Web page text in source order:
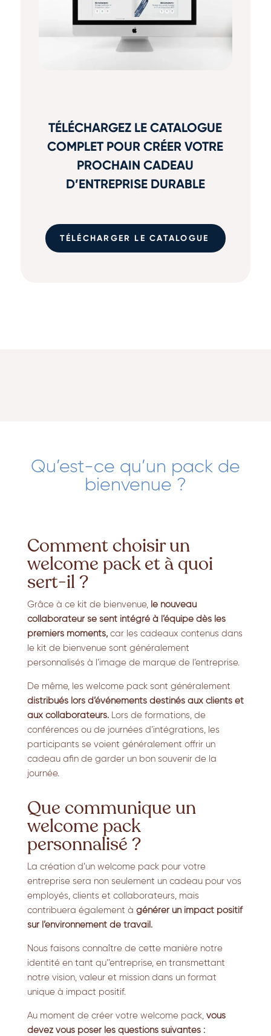
TÉLÉCHARGEZ LE CATALOGUE
COMPLET POUR CRÉER VOTRE
PROCHAIN CADEAU
D’ENTREPRISE DURABLE
TÉLÉCHARGER LE CATALOGUE
Qu’est-ce qu’un pack de
bienvenue ?
Comment choisir un
welcome pack et à quoi
sert-il ?
Grâce à ce kit de bienvenue,le nouveau
collaborateur se sent intégré à l’équipe dès les
premiers moments,car les cadeaux contenus dans
le kit de bienvenue sont généralement
personnalisés à l’image de marque de l’entreprise.
De même, les welcome pack sont généralement
distribués lors d’événements destinés aux clients et
aux collaborateurs.Lors de formations, de
conférences ou de journées d’intégrations, les
participants se voient généralement offrir un
cadeau afin de garder un bon souvenir de la
journée.
Que communique un
welcome pack
personnalisé ?
La création d’un welcome pack pour votre
entreprise sera non seulement un cadeau pour vos
employés, clients et collaborateurs, mais
contribuera également à générer un impact positif
sur l’environnement de travail.
Nous faisons connaître de cette manière notre
identité en tant qu’’entreprise, en transmettant
notre vision, valeur et mission dans un format
unique à impact positif.
Au moment de créer votre welcome pack, vous
devez vous poser les questions suivantes :